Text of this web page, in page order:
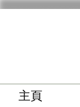
主頁